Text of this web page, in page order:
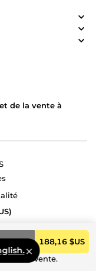
188,16 $US
à la vente.
de la vente à